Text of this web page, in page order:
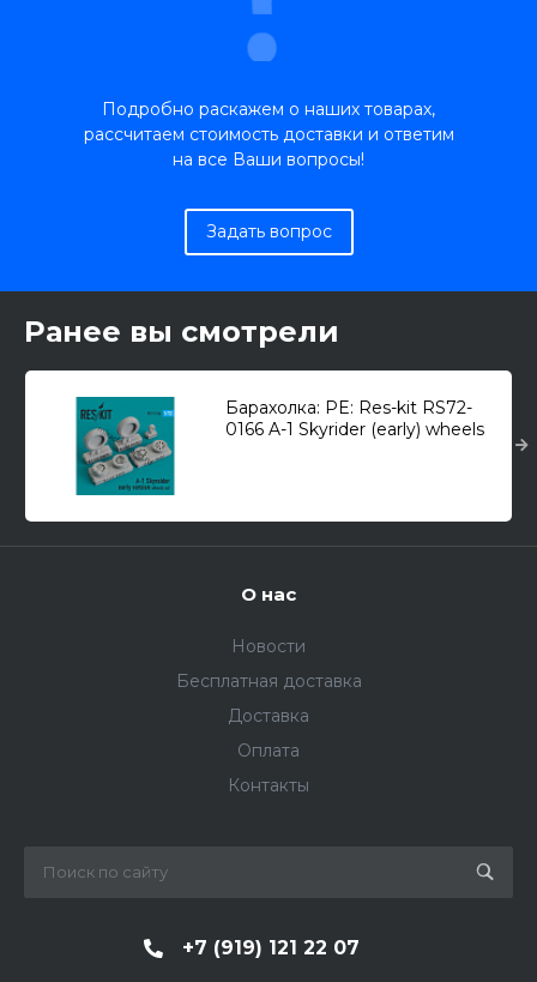
Подробно раскажем о наших товарах,
рассчитаем стоимость доставки и ответим
на все Ваши вопросы!
Задать вопрос
Ранее вы смотрели
Барахолка: PE: Res-kit RS72-
0166 A-1 Skyrider (early) wheels
О нас
Новости
Бесплатная доставка
Доставка
Оплата
Контакты
+7 (919) 121 22 07